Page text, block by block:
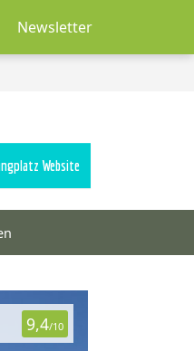
Newsletter
Website
9,4/10